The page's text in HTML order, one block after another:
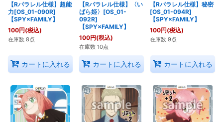
【Rパラレル仕様】超能
力[OS_01-090R]
【SPY×FAMILY】
100円(税込)
在庫数 8点
カートに入れる
【Rパラレル仕様】〈い
ばら姫〉[OS_01-
092R]
【SPY×FAMILY】
100円(税込)
在庫数 10点
カートに入れる
【Rパラレル仕様】秘密
[OS_01-094R]
【SPY×FAMILY】
100円(税込)
在庫数 9点
カートに入れる